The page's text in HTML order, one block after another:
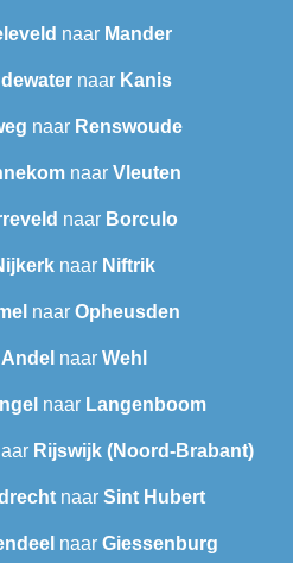
naar Mander
naar Kanis
naar Renswoude
naar Vleuten
naar Borculo
naar Niftrik
naar Opheusden
Andel naar Wehl
naar Langenboom
Rijswijk (Noord-Brabant)
naar Sint Hubert
naar Giessenburg